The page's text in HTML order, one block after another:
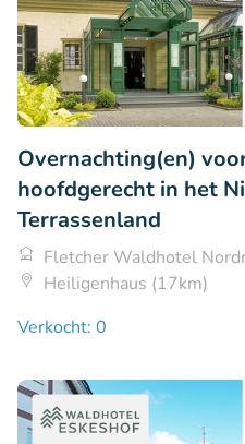
Overnachting(en)
hoofdgerecht in het
Terrassenland
Fletcher Waldhotel
Heiligenhaus (17km)
Verkocht: 0